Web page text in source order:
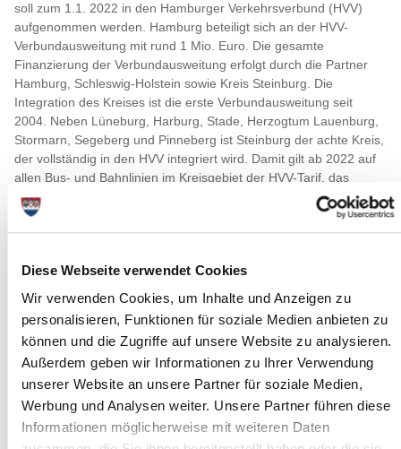
Diese Webseite verwendet Cookies
Wir verwenden Cookies, um Inhalte und Anzeigen zu
personalisieren, Funktionen für soziale Medien anbieten zu
können und die Zugriffe auf unsere Website zu analysieren.
Außerdem geben wir Informationen zu Ihrer Verwendung
unserer Website an unsere Partner für soziale Medien,
Werbung und Analysen weiter. Unsere Partner führen diese
Informationen möglicherweise mit weiteren Daten
soll zum 1.1. 2022 in den Hamburger Verkehrsverbund (HVV)
aufgenommen werden. Hamburg beteiligt sich an der HVV-
Verbundausweitung mit rund 1 Mio. Euro. Die gesamte
Finanzierung der Verbundausweitung erfolgt durch die Partner
Hamburg, Schleswig-Holstein sowie Kreis Steinburg. Die
Integration des Kreises ist die erste Verbundausweitung seit
2004. Neben Lüneburg, Harburg, Stade, Herzogtum Lauenburg,
Stormarn, Segeberg und Pinneberg ist Steinburg der achte Kreis,
der vollständig in den HVV integriert wird. Damit gilt ab 2022 auf
allen Bus- und Bahnlinien im Kreisgebiet der HVV-Tarif, das
Verbundgebiet wächst somit um gut 1.000 km² auf mehr als
9.600 km² an. Die bestehenden Tarifringe D, E und F werden auf
das Gebiet des Kreises Steinburg ausgeweitet, dabei erfolgt eine
allen ÖPNV-Linienangeboten für Einzel- und Zeitkarten. Täglich
pendeln aus dem Kreis Steinburg über 6000 Menschen in die
Hansestadt. Durch den Wechsel vom landesweiten Schleswig-
Holstein-Tarif (SH-Tarif) in den HVV-Tarif erfolgt eine
Tarifvereinfachung für die Kundinnen und Kunden, für mehr als
70% der Fahrgäste ergeben sich spürbare Preissenkungen.
Anjes Tjarks, Senator für Verkehr und Mobilitätswende in
Hamburg:
„Die Mobilitätswende macht nicht an Stadtgrenzen Halt. Im